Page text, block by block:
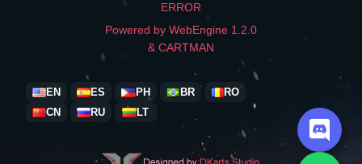
ERROR
Powered by WebEngine 1.2.0
& CARTMAN
EN ES PH BR
RO
CN
RU LT